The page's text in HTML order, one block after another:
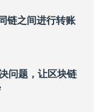
链之间进行转账
问题，让区块链